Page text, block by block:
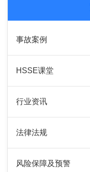
事故案例
HSSE课堂
行业资讯
法律法规
风险保障及预警